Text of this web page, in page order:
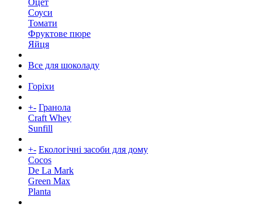
Оцет
Соуси
Томати
Фруктове пюре
Яйця
Все для шоколаду
Горіхи
+- Гранола
Craft Whey
Sunfill
+- Екологічні засоби для дому
Cocos
De La Mark
Green Max
Planta